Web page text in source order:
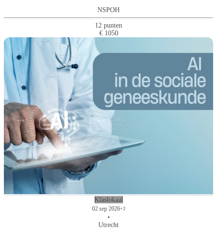
NSPOH
12 punten
€ 1050
Klaslokaal
02 sep 2026+2
•
Utrecht